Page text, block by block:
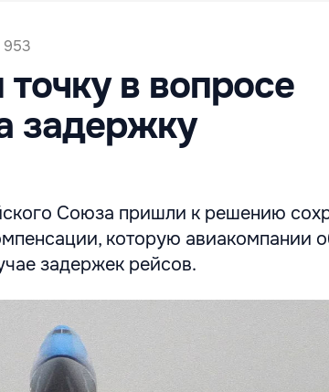
953
в вопросе
задержку
Союза пришли к решению
которую авиакомпании
задержек рейсов.